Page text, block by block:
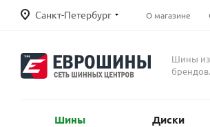
Санкт-Петербург О магазине
Шины
брендов.
Шины Диски